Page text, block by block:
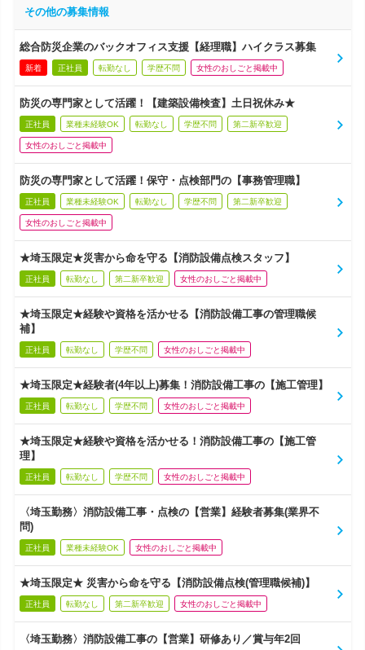
その他の募集情報
総合防災企業のバックオフィス支援【経理職】ハイクラス募集
新着 正社員 転勤なし 学歴不問 女性のおしごと掲載中
防災の専門家として活躍！【建築設備検査】土日祝休み★
正社員 業種未経験OK 転勤なし 学歴不問 第二新卒歓迎
女性のおしごと掲載中
防災の専門家として活躍！保守・点検部門の【事務管理職】
正社員 業種未経験OK 転勤なし 学歴不問 第二新卒歓迎
女性のおしごと掲載中
★埼玉限定★災害から命を守る【消防設備点検スタッフ】
正社員 転勤なし 第二新卒歓迎 女性のおしごと掲載中
★埼玉限定★経験や資格を活かせる【消防設備工事の管理職候
補】
正社員 転勤なし 学歴不問 女性のおしごと掲載中
★埼玉限定★経験者(4年以上)募集！消防設備工事の【施工管理】
正社員 転勤なし 学歴不問 女性のおしごと掲載中
★埼玉限定★経験や資格を活かせる！消防設備工事の【施工管
理】
正社員 転勤なし 学歴不問 女性のおしごと掲載中
〈埼玉勤務〉消防設備工事・点検の【営業】経験者募集(業界不
問)
正社員 業種未経験OK 女性のおしごと掲載中
★埼玉限定★ 災害から命を守る【消防設備点検(管理職候補)】
正社員 転勤なし 第二新卒歓迎 女性のおしごと掲載中
〈埼玉勤務〉消防設備工事の【営業】研修あり／賞与年2回